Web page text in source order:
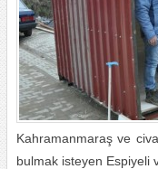
Kahramanmaraş ve
bulmak isteyen Espiyeli